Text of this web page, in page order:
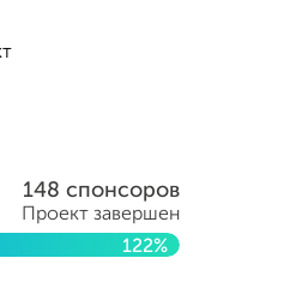
148 спонсоров
Проект завершен
122%